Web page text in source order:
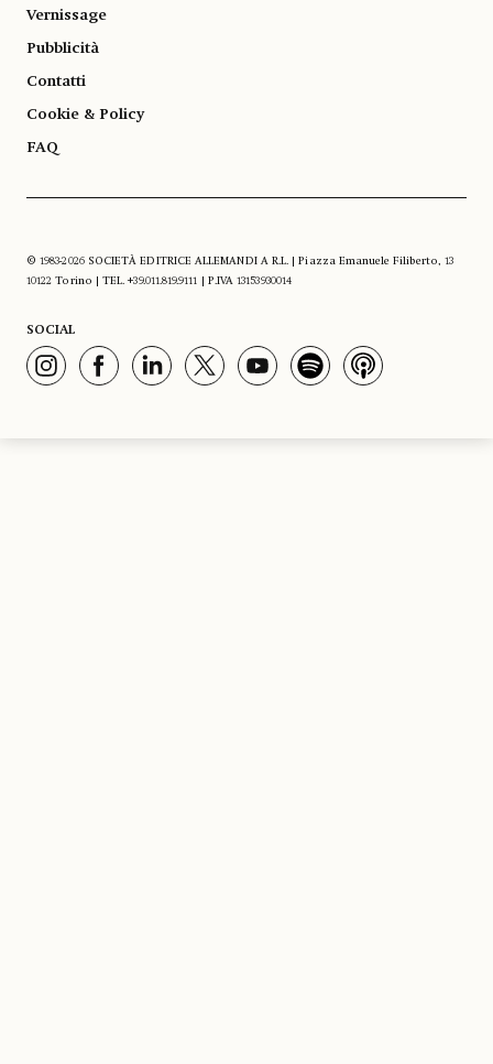
Vernissage
Pubblicità
Contatti
Cookie & Policy
FAQ
© 1983-2026 SOCIETÀ EDITRICE ALLEMANDI A R.L. | Piazza Emanuele Filiberto, 13
10122 Torino | TEL. +39.011.819.9111 | P.IVA 13153930014
SOCIAL